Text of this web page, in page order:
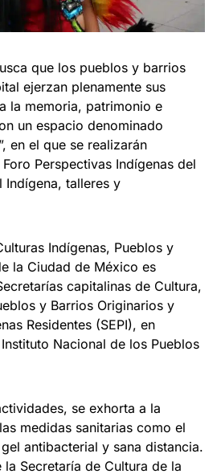
que los pueblos y barrios
ejerzan plenamente sus
la memoria, patrimonio e
un espacio denominado
en el que se realizarán
Perspectivas Indígenas del
Indígena, talleres y
Indígenas, Pueblos y
la Ciudad de México es
capitalinas de Cultura,
y Barrios Originarios y
Residentes (SEPI), en
Nacional de los Pueblos
se exhorta a la
medidas sanitarias como el
antibacterial y sana distancia.
Secretaría de Cultura de la